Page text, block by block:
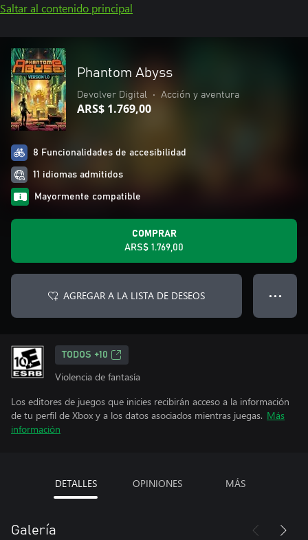
Saltar al contenido principal
Phantom Abyss
Devolver Digital • Acción y aventura
ARS$ 1.769,00
8 Funcionalidades de accesibilidad
11 idiomas admitidos
Mayormente compatible
COMPRAR
ARS$ 1.769,00
AGREGAR A LA LISTA DE DESEOS ● ● ●
TODOS +10
Violencia de fantasía
Los editores de juegos que inicies recibirán acceso a la información
de tu perfil de Xbox y a los datos asociados mientras juegas. Más
información
DETALLES OPINIONES MÁS
Galería